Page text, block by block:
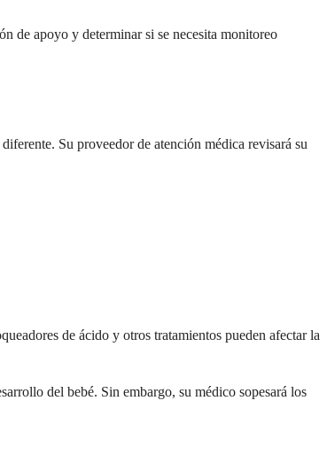
de apoyo y determinar si se necesita monitoreo
Su proveedor de atención médica revisará su
de ácido y otros tratamientos pueden afectar la
del bebé. Sin embargo, su médico sopesará los